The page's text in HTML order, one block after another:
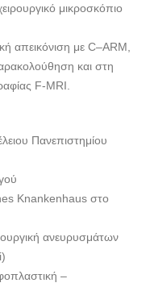
μικροσκόπιο
απεικόνιση με C–ARM,
και στη
F-MRI.
Πανεπιστημίου
Knankenhaus στο
ανευρυσμάτων
–